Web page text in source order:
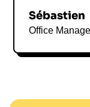
Sébastien
Office